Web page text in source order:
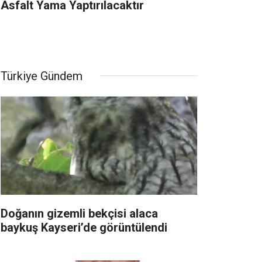
Asfalt Yama Yaptırılacaktır
Türkiye Gündem
Doğanın gizemli bekçisi alaca
baykuş Kayseri’de görüntülendi